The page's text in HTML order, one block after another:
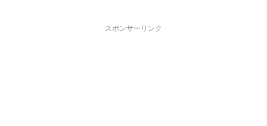
スポンサーリンク